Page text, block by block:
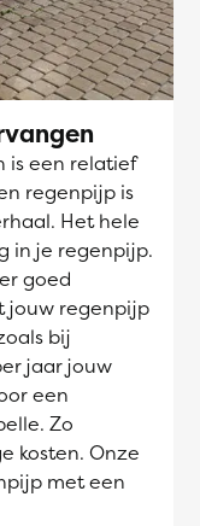
is een relatief
regenpijp is
Het hele
in je regenpijp.
goed
jouw regenpijp
bij
jaar jouw
een
Zo
kosten. Onze
met een